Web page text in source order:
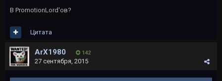
В PromotionLord'ов?
Цитата
ArX1980 142
27 сентября, 2015